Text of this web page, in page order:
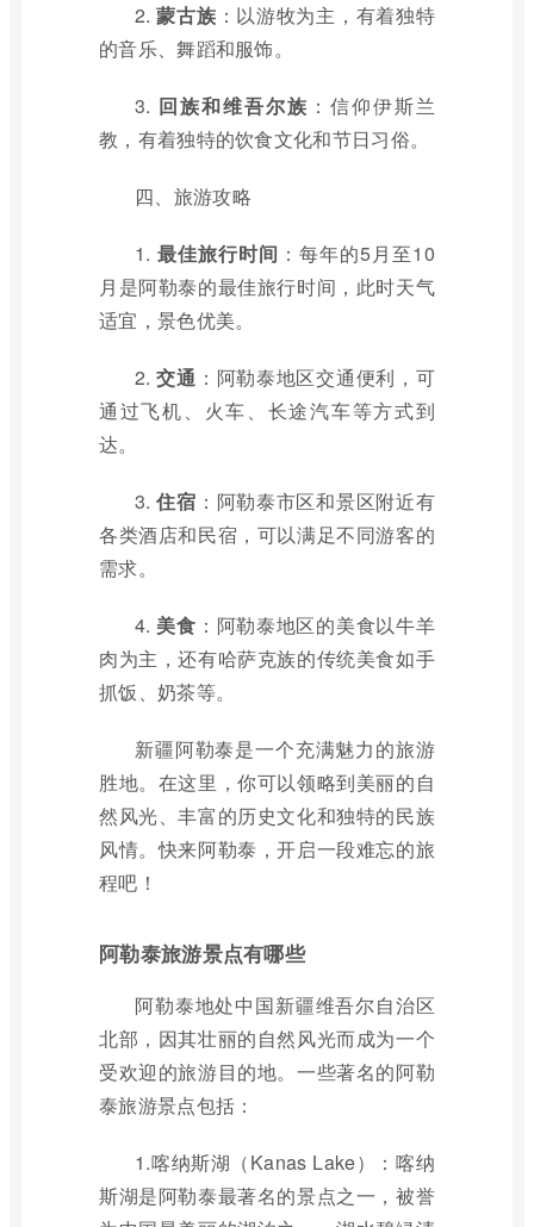
2.蒙古族 ：以游牧为主，有着独特
的音乐、舞蹈和服饰。
3. 回族和维吾尔族 ：信仰伊斯兰
教，有着独特的饮食文化和节日习俗。
四、旅游攻略
1. 最佳旅行时间 ：每年的5月至10
月是阿勒泰的最佳旅行时间，此时天气
适宜，景色优美。
2.交通 ：阿勒泰地区交通便利，可
通过飞机、火车、长途汽车等方式到
达。
3.住宿 ：阿勒泰市区和景区附近有
各类酒店和民宿，可以满足不同游客的
需求。
4. 美食 ：阿勒泰地区的美食以牛羊
肉为主，还有哈萨克族的传统美食如手
抓饭、奶茶等。
新疆阿勒泰是一个充满魅力的旅游
胜地。在这里，你可以领略到美丽的自
然风光、丰富的历史文化和独特的民族
风情。快来阿勒泰，开启一段难忘的旅
程吧！
阿勒泰旅游景点有哪些
阿勒泰地处中国新疆维吾尔自治区
北部，因其壮丽的自然风光而成为一个
受欢迎的旅游目的地。一些著名的阿勒
泰旅游景点包括：
1.喀纳斯湖（Kanas Lake）：喀纳
斯湖是阿勒泰最著名的景点之一，被誉